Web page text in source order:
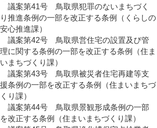
議案第41号 鳥取県犯罪のないまちづく
り推進条例の一部を改正する条例（くらしの
安心推進課）
議案第42号 鳥取県営住宅の設置及び管
理に関する条例の一部を改正する条例（住ま
いまちづくり課）
議案第43号 鳥取県被災者住宅再建等支
援条例の一部を改正する条例（住まいまちづ
くり課）
議案第44号 鳥取県景観形成条例の一部
を改正する条例（住まいまちづくり課）